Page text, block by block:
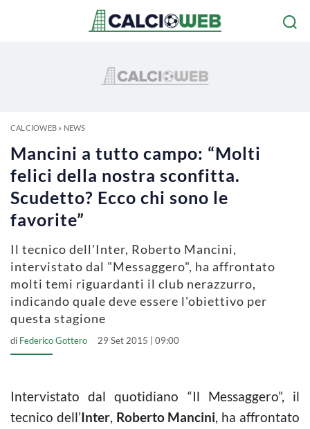
CALCIOWEB» NEWS
Mancini a tutto campo: “Molti
felici della nostra sconfitta.
Scudetto? Ecco chi sono le
favorite”
Il tecnico dell'Inter, Roberto Mancini,
intervistato dal "Messaggero", ha affrontato
molti temi riguardanti il club nerazzurro,
indicando quale deve essere l'obiettivo per
questa stagione
di Federico Gottero 29 Set 2015 | 09:00
Intervistato dal quotidiano “Il Messaggero”, il
tecnico dell’Inter, Roberto Mancini, ha affrontato